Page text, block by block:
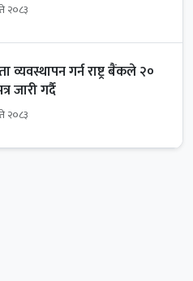
२०८३
गर्न राष्ट्र बैंकले २०
जारी गर्दै
२०८३